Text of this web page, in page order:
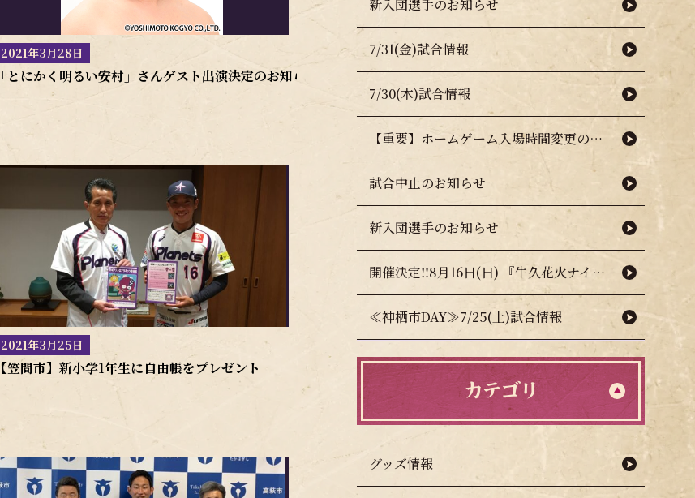
2021年3月28日
「とにかく明るい安村」さんゲスト出演決定のお知らせ
2021年3月25日
【笠間市】新小学1年生に自由帳をプレゼント
新入団選手のお知らせ
7/31(金)試合情報
7/30(木)試合情報
【重要】ホームゲーム入場時間変更のお知らせ（熱中症対策について）
試合中止のお知らせ
新入団選手のお知らせ
開催決定‼8月16日(日) 『牛久花火ナイター』🎇🧨
≪神栖市DAY≫7/25(土)試合情報
カテゴリ
グッズ情報